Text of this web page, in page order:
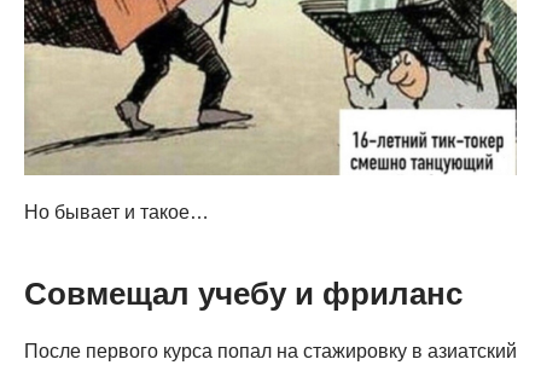
Но бывает и такое…
Совмещал учебу и фриланс
После первого курса попал на стажировку в азиатский